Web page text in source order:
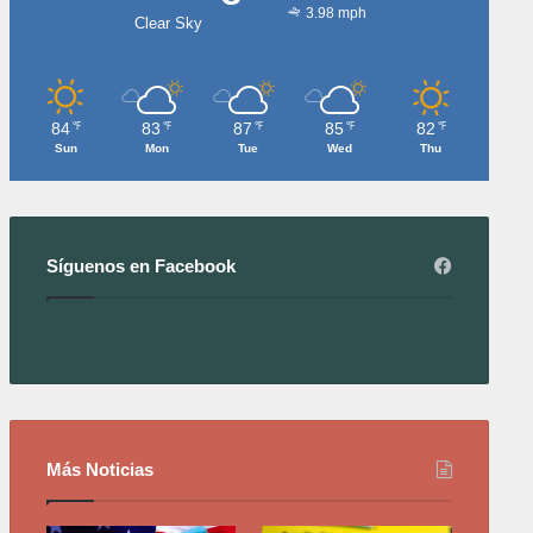
Clear Sky
3.98 mph
84 ℉
Sun
83 ℉
Mon
87 ℉
Tue
85 ℉
Wed
82 ℉
Thu
Síguenos en Facebook
Más Noticias